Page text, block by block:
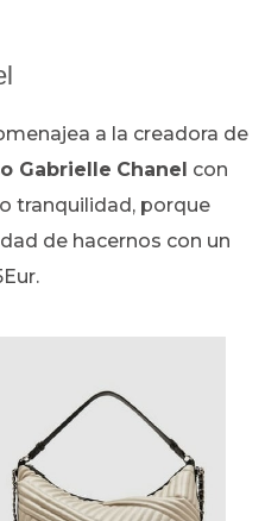
a la creadora de
Gabrielle Chanel con
tranquilidad, porque
de hacernos con un